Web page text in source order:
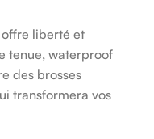
offre liberté et
tenue, waterproof
des brosses
transformera vos